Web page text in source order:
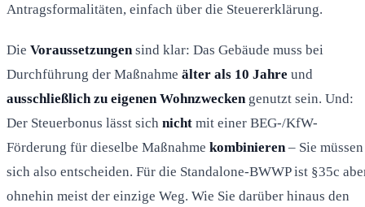
Antragsformalitäten, einfach über die Steuererklärung.
Die Voraussetzungen sind klar: Das Gebäude muss bei
Durchführung der Maßnahme älter als 10 Jahre und
ausschließlich zu eigenen Wohnzwecken genutzt sein. Und:
Der Steuerbonus lässt sich nicht mit einer BEG-/KfW-
Förderung für dieselbe Maßnahme kombinieren – Sie müssen
sich also entscheiden. Für die Standalone-BWWP ist §35c
ohnehin meist der einzige Weg. Wie Sie darüber hinaus den